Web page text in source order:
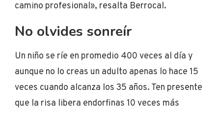
camino profesional», resalta Berrocal.
No olvides sonreír
Un niño se ríe en promedio 400 veces al día y
aunque no lo creas un adulto apenas lo hace 15
veces cuando alcanza los 35 años. Ten presente
que la risa libera endorfinas 10 veces más